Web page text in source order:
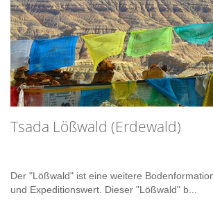
Tsada Lößwald (Erdewald)
Der "Lößwald" ist eine weitere
und Expeditionswert. Dieser "Lößwald" b...